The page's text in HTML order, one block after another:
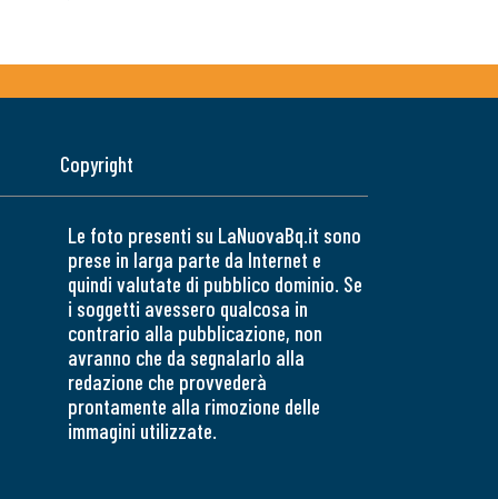
Copyright
Le foto presenti su LaNuovaBq.it sono
prese in larga parte da Internet e
quindi valutate di pubblico dominio. Se
i soggetti avessero qualcosa in
contrario alla pubblicazione, non
avranno che da segnalarlo alla
redazione che provvederà
prontamente alla rimozione delle
immagini utilizzate.